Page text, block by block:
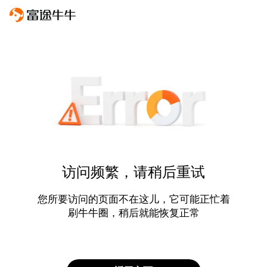
访问频繁，请稍后重试
您所要访问的页面不在这儿，它可能正忙着
刷牛牛圈，稍后就能恢复正常